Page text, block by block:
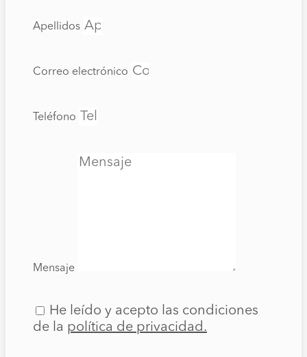
Apellidos
Correo electrónico
Teléfono
Mensaje
He leído y acepto las condiciones
de la política de privacidad.